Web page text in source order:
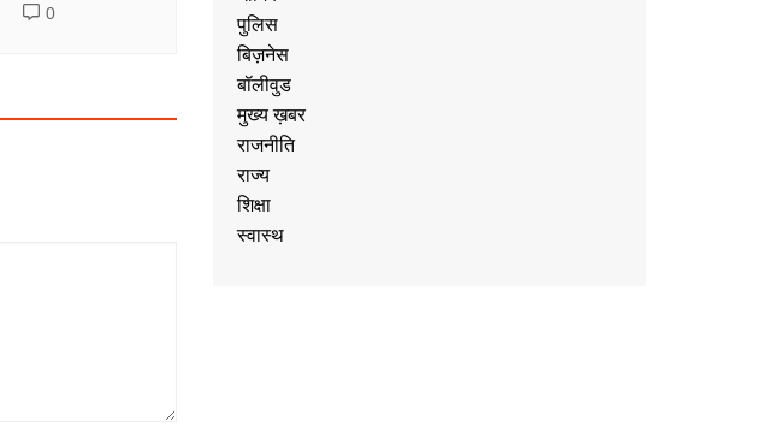
0
पुलिस
बिज़नेस
बॉलीवुड
मुख्य ख़बर
राजनीति
राज्य
शिक्षा
स्वास्थ